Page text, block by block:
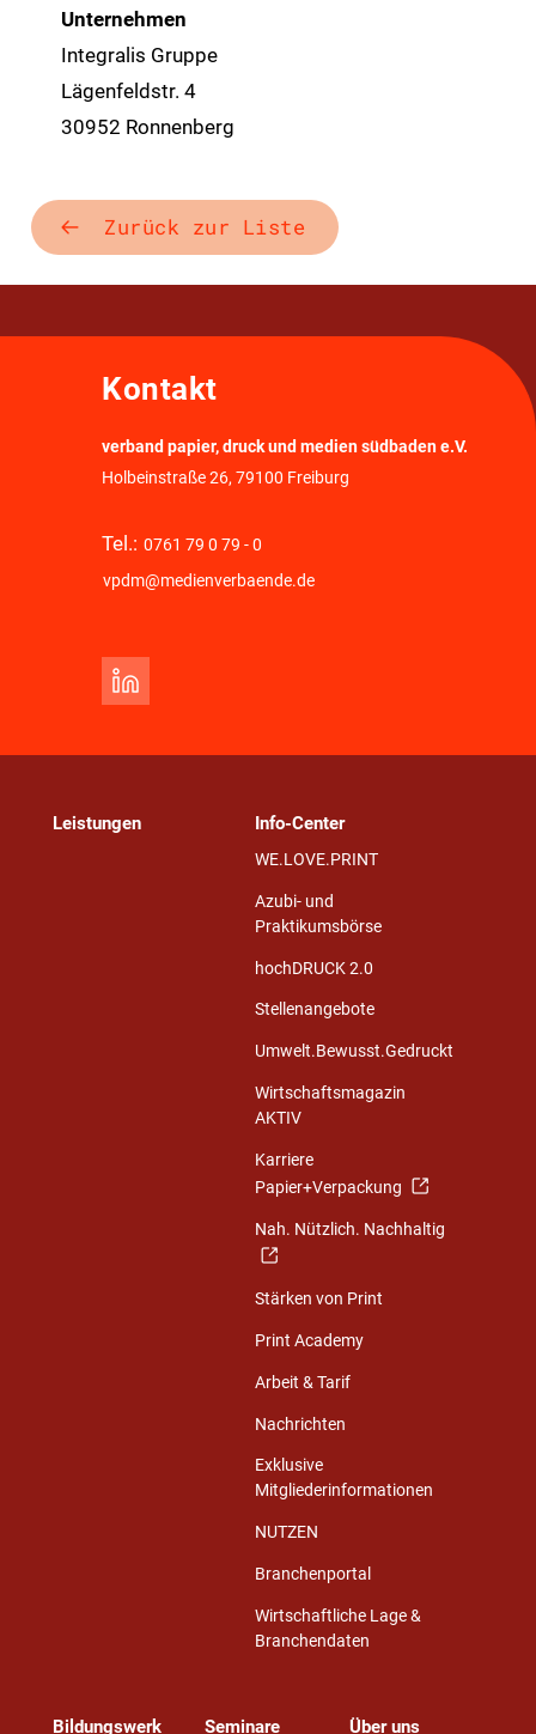
Unternehmen
Integralis Gruppe
Lägenfeldstr. 4
30952 Ronnenberg
Zurück zur Liste
Kontakt
verband papier, druck und medien südbaden e.V.
Holbeinstraße 26, 79100 Freiburg
Tel.: 0761 79 0 79 - 0
vpdm@medienverbaende.de
Leistungen Info-Center
WE.LOVE.PRINT
Azubi- und
Praktikumsbörse
hochDRUCK 2.0
Stellenangebote
Umwelt.Bewusst.Gedruckt
Wirtschaftsmagazin
AKTIV
Karriere
Papier+Verpackung
Nah. Nützlich. Nachhaltig
Stärken von Print
Print Academy
Arbeit & Tarif
Nachrichten
Exklusive
Mitgliederinformationen
NUTZEN
Branchenportal
Wirtschaftliche Lage &
Branchendaten
Bildungswerk Seminare Über uns